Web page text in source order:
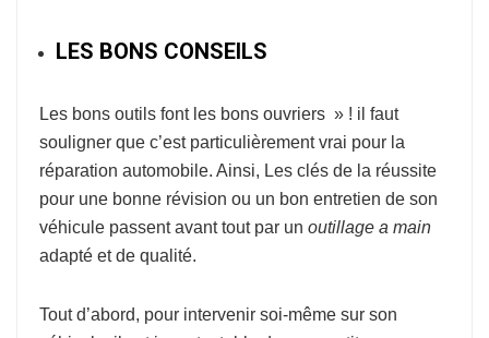
LES BONS CONSEILS
Les bons outils font les bons ouvriers » ! il faut
souligner que c’est particulièrement vrai pour la
réparation automobile. Ainsi, Les clés de la réussite
pour une bonne révision ou un bon entretien de son
véhicule passent avant tout par un outillage a main
adapté et de qualité.
Tout d’abord, pour intervenir soi-même sur son